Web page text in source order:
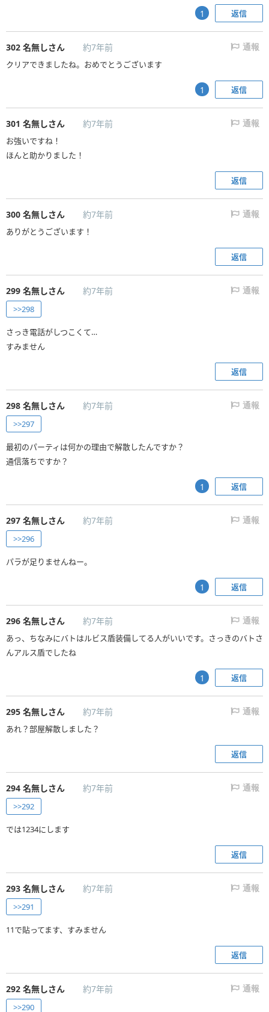
返信
1
302 名無しさん 約7年前 通報
クリアできましたね。おめでとうございます
返信
1
301 名無しさん 約7年前 通報
お強いですね！
ほんと助かりました！
返信
300 名無しさん 約7年前 通報
ありがとうございます！
返信
299 名無しさん 約7年前 通報
>>298
さっき電話がしつこくて…
すみません
返信
298 名無しさん 約7年前 通報
>>297
最初のパーティは何かの理由で解散したんですか？
通信落ちですか？
返信
1
297 名無しさん 約7年前 通報
>>296
パラが足りませんねー。
返信
1
296 名無しさん 約7年前 通報
あっ、ちなみにバトはルビス盾装備してる人がいいです。さっきのバトさ
んアルス盾でしたね
返信
1
295 名無しさん 約7年前 通報
あれ？部屋解散しました？
返信
294 名無しさん 約7年前 通報
>>292
では1234にします
返信
293 名無しさん 約7年前 通報
>>291
11で貼ってます、すみません
返信
292 名無しさん 約7年前 通報
>>290